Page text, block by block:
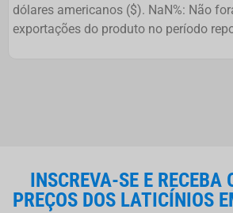
dólares americanos ($). NaN%: Não
exportações do produto no período
INSCREVA-SE E RECEBA
PREÇOS DOS LATICÍNIOS